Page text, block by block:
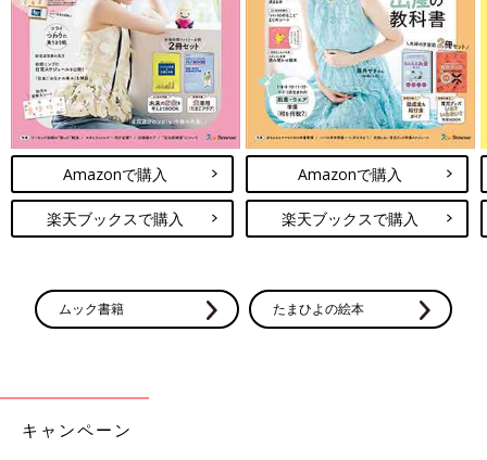
Amazonで購入
楽天ブックスで購入
Amazonで購入
楽天ブックスで購入
ムック書籍 たまひよの絵本
キャンペーン